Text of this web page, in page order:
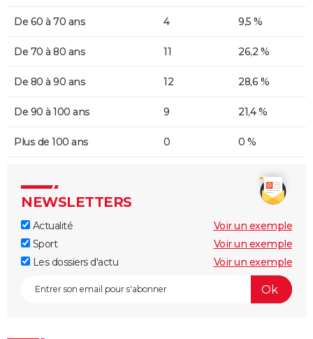
De 60 à 70 ans 4 9,5 %
De 70 à 80 ans 11 26,2 %
De 80 à 90 ans 12 28,6 %
De 90 à 100 ans 9 21,4 %
Plus de 100 ans 0 0 %
NEWSLETTERS
Actualité
Voir un exemple
Sport
Voir un exemple
Les dossiers d'actu
Voir un exemple